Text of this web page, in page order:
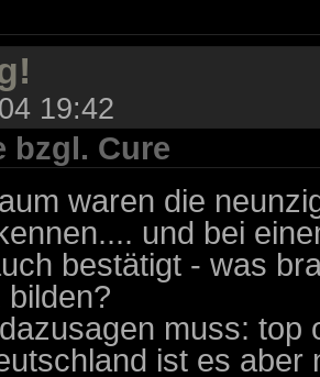
19:42
bzgl. Cure
waren die
und bei
bestätigt - was
bilden?
muss: top
ist es aber